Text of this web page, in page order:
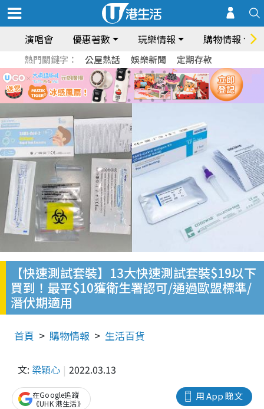
演唱會 優惠著數 玩樂情報 購物情報
熱門關鍵字： 公屋熱話 娛樂新聞 定期存款
【快速測試套裝】13大快速測試套裝$19以下
買到！最平$10獲衛生署認可/通過歐盟標準/
潛伏期適用
首頁 購物情報 生活百貨
文: 梁穎心 2022.03.13
用 App 睇文
在Google追蹤
《UHK 港生活》